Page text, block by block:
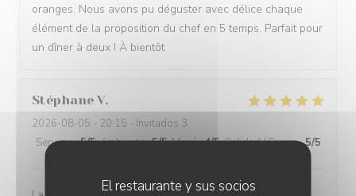
El restaurante y sus socios
oranges. Nous avons pu déguster avec délice chaque
élément de la proposition du chef en 5 temps. Parfait pour
un dîner à deux ! À bientôt
Stéphane V
2026-08-05 - 20:15 - Invitados 3
Servicio:5/5 Ambiente:5/5 Menú:4/5 Calidad / Precio:5/5